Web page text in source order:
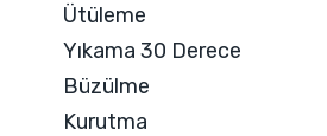
Ütüleme
Yıkama 30 Derece
Büzülme
Kurutma